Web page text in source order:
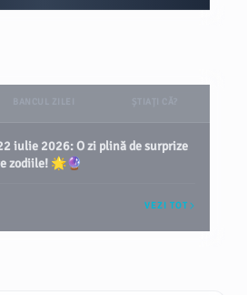
iulie 2026: O zi plină de surprize
zodiile! 🌟🔮
VEZI TOT